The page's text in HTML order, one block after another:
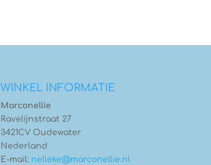
WINKEL INFORMATIE
Marconellie
Ravelijnstraat 27
3421CV Oudewater
Nederland
E-mail: nelleke@marconellie.nl